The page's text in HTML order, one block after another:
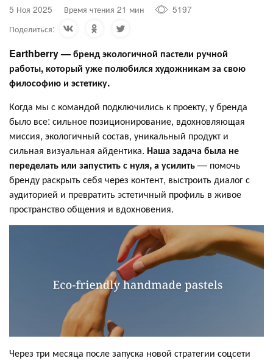
5 Ноя 2025 Время чтения 21 мин
5197
Поделиться:
Earthberry — бренд экологичной пастели ручной
работы, который уже полюбился художникам за свою
философию и эстетику.
Когда мы с командой подключились к проекту, у бренда
было все: сильное позиционирование, вдохновляющая
миссия, экологичный состав, уникальный продукт и
сильная визуальная айдентика. Наша задача была не
переделать или запустить с нуля, а усилить— помочь
бренду раскрыть себя через контент, выстроить диалог с
аудиторией и превратить эстетичный профиль в живое
пространство общения и вдохновения.
Через три месяца после запуска новой стратегии соцсети